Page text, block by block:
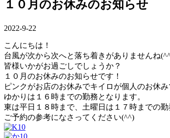
１０月のお休みのお知らせ
2022-9-22
こんにちは！
台風が次から次へと落ち着きがありませんね
皆様いかがお過ごしでしょうか？
１０月のお休みのお知らせです！
ピンクがお店のお休みでキイロが個人のお休み
ゆかりは１６時までの勤務となります。
東は平日１８時まで、土曜日は１７時までの勤
ご予約の参考になさってください(^^)